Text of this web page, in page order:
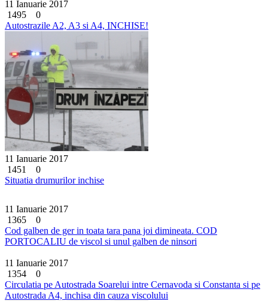
11 Ianuarie 2017
1495
0
Autostrazile A2, A3 si A4, INCHISE!
11 Ianuarie 2017
1451
0
Situatia drumurilor inchise
11 Ianuarie 2017
1365
0
Cod galben de ger in toata tara pana joi dimineata. COD
PORTOCALIU de viscol si unul galben de ninsori
11 Ianuarie 2017
1354
0
Circulatia pe Autostrada Soarelui intre Cernavoda si Constanta si pe
Autostrada A4, inchisa din cauza viscolului